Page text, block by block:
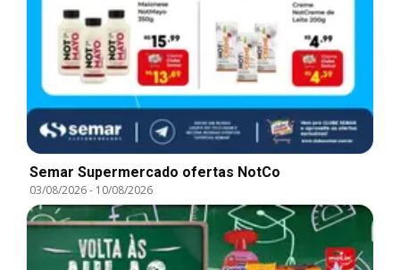
Semar Supermercado ofertas NotCo
03/08/2026- 10/08/2026